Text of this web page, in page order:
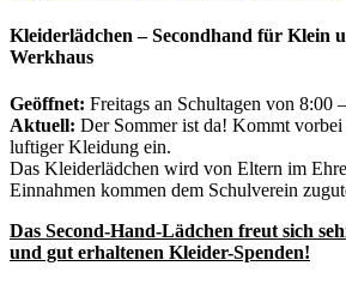
Kleiderlädchen – Secondhand für Klein
Werkhaus
Geöffnet: Freitags an Schultagen von 8:00
Aktuell: Der Sommer ist da! Kommt
luftiger Kleidung ein.
Das Kleiderlädchen wird von Eltern im
Einnahmen kommen dem Schulverein
Das Second-Hand-Lädchen freut sich
und gut erhaltenen Kleider-Spenden!